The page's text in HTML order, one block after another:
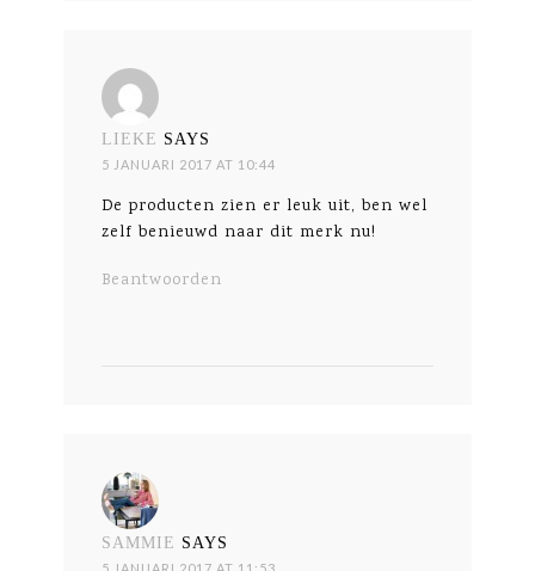
LIEKE SAYS
5 JANUARI 2017 AT 10:44
De producten zien er leuk uit, ben wel
zelf benieuwd naar dit merk nu!
Beantwoorden
SAMMIE SAYS